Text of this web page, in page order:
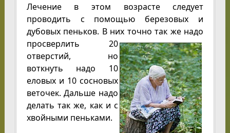
Лечение в этом возрасте следует
проводить с помощью березовых и
дубовых пеньков. В них точно так же надо
просверлить 20
отверстий, но
воткнуть надо 10
еловых и 10 сосновых
веточек. Дальше надо
делать так же, как и с
хвойными пеньками.